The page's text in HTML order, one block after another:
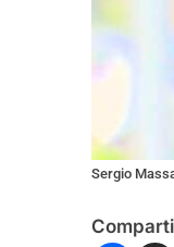
Sergio